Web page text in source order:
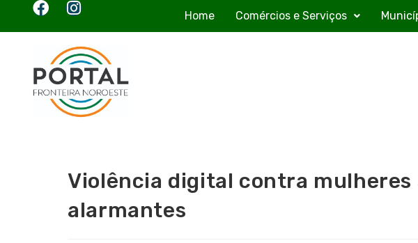
Home Comércios e Serviços
Violência digital contra mulheres
alarmantes